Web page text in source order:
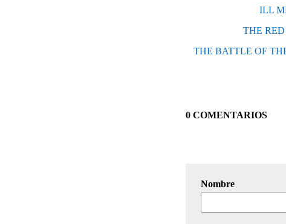
ILL
THE RED
THE BATTLE OF
0 COMENTARIOS
Nombre